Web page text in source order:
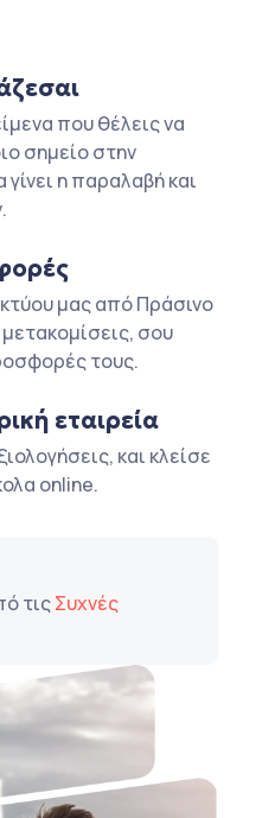
που θέλεις να
σημείο στην
η παραλαβή και
μας από Πράσινο
σου
τους.
εταιρεία
και κλείσε
online.
τιςΣυχνές